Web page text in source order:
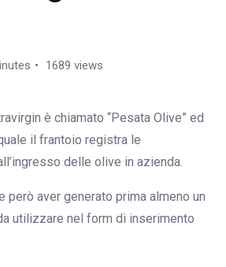
1689 views
è chiamato “Pesata Olive” ed
il frantoio registra le
delle olive in azienda.
però aver generato prima almeno un
utilizzare nel form di inserimento